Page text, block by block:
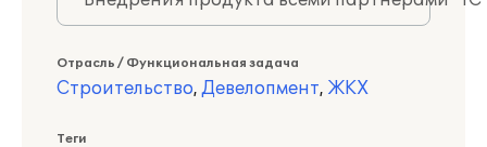
Отрасль / Функциональная задача
Строительство, Девелопмент, ЖКХ
Теги